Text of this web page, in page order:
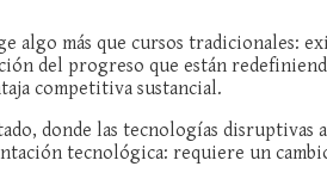
algo más que cursos tradicionales:
del progreso que están
competitiva sustancial.
donde las tecnologías disruptivas
tecnológica: requiere un